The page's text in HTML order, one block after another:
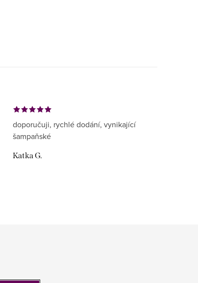
doporučuji, rychlé dodání, vynikající
šampaňské
Katka G.